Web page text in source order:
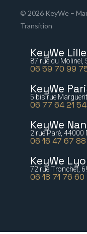
© 2026 KeyWe –
Transition
KeyWe Lille
87 rue du
06 59 70 99
KeyWe
5 bis rue
06 77 64 21 54
KeyWe
2 rue Paré, 44000
06 16 47 67 88
KeyWe
72 rue Tronchet,
06 18 71 76 60